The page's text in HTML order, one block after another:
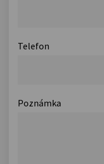
Telefon
Poznámka